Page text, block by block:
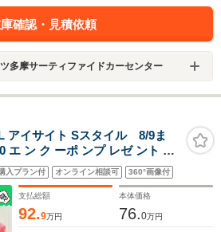
確認・見積依頼
多摩サーティファイドカーセンター
アイサイト Sスタイル 8/9ま
エ ン ク ーポ ンプ レゼ ント 禁
SDナビ プッシュスタート サイ
ドスポットモニター パドルシフ
入プラン付 オンライン相談可 360°画像付
支払総額
92.9万円
本体価格
76.0万円